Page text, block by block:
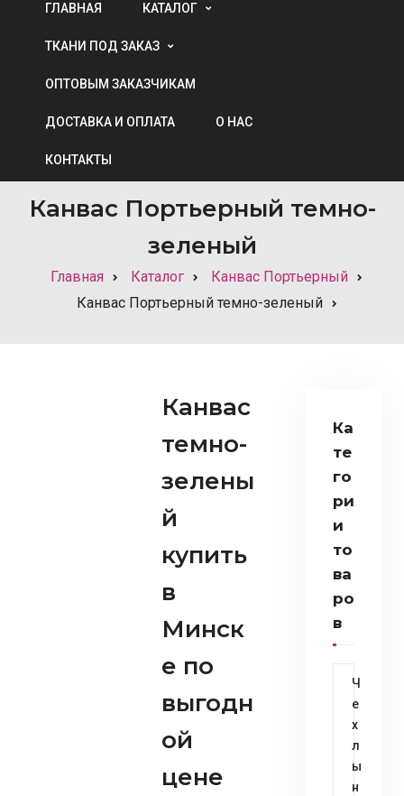
ГЛАВНАЯ КАТАЛОГ
ТКАНИ ПОД ЗАКАЗ
ОПТОВЫМ ЗАКАЗЧИКАМ
ДОСТАВКА И ОПЛАТА О НАС
КОНТАКТЫ
Канвас Портьерный темно-
зеленый
Главная Каталог
Канвас Портьерный
Канвас Портьерный темно-зеленый
Канвас
темно-
зелены
й
купить
в
Минск
е по
выгодн
ой
цене
Ка
те
го
ри
и
то
ва
ро
в
Ч
е
х
л
ы
н